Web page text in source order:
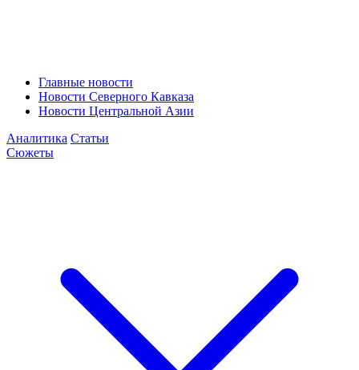
Главные новости
Новости Северного Кавказа
Новости Центральной Азии
Аналитика Статьи
Сюжеты